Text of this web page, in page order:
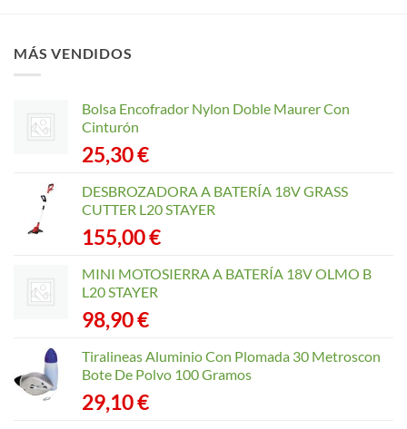
MÁS VENDIDOS
Bolsa Encofrador Nylon Doble Maurer Con
Cinturón
25,30€
DESBROZADORA A BATERÍA 18V GRASS
CUTTER L20 STAYER
155,00€
MINI MOTOSIERRA A BATERÍA 18V OLMO B
L20 STAYER
98,90€
Tiralineas Aluminio Con Plomada 30 Metroscon
Bote De Polvo 100 Gramos
29,10€